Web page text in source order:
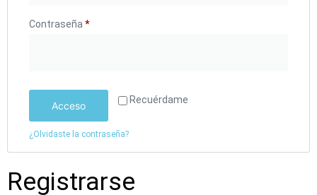
Contraseña *
Recuérdame
Acceso
¿Olvidaste la contraseña?
Registrarse